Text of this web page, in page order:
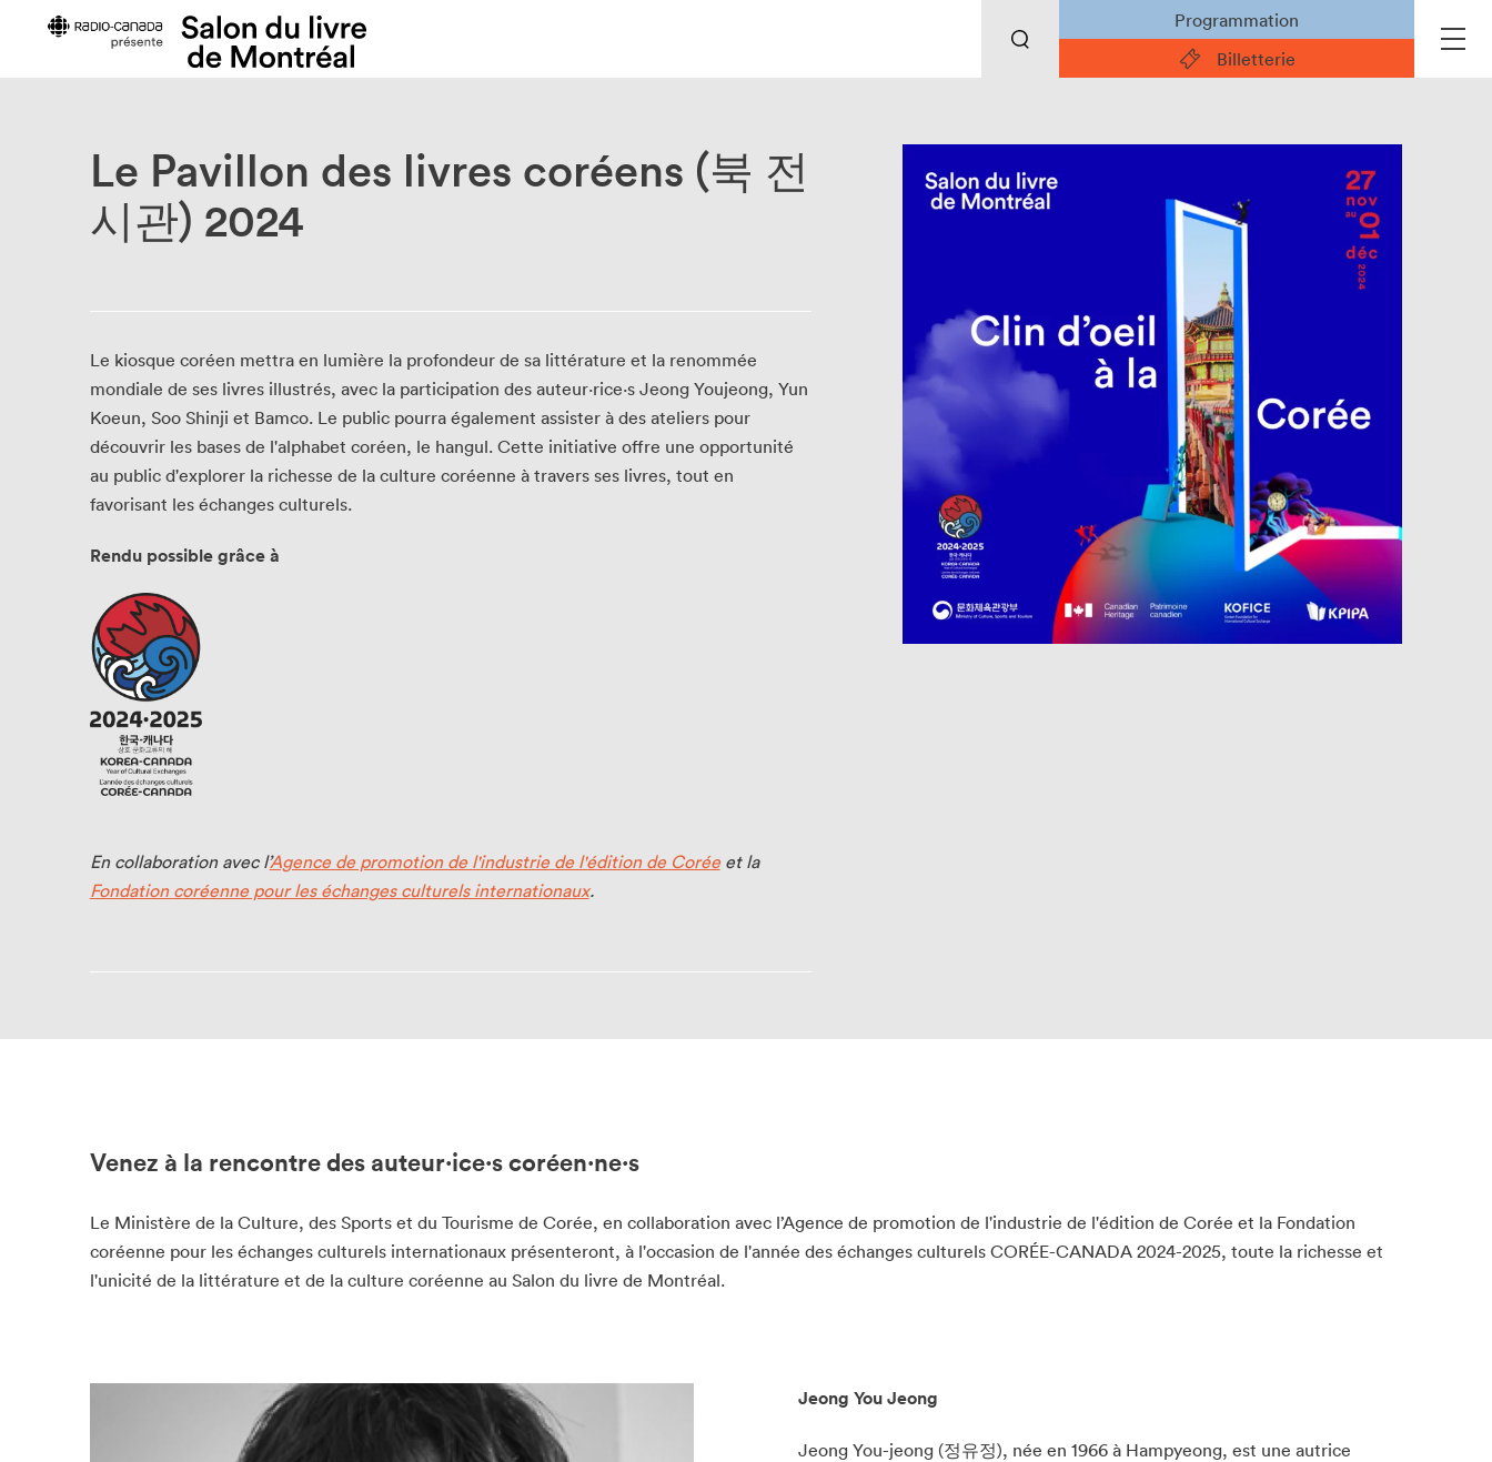
Billetterie
Programmation
À propos du Salon
À propos
Historique
Rapports annuels
Retour en chiffres
Politique de prévention du
harcèlement
Politique équité, diversité, inclusion
Politique d’écoresponsabilité
Les prix du Salon Les projets du Salon
Salon dans ta classe
SLM PRO, volet professionnel
Merci à nos partenaires!
Nos partenaires
Devenir partenaire
Actualités
Devenir partenaire
Espace des bénévoles
Espace des enseignant·e·s
Espace des exposant·e·s
Espace des professionnel·le·s
Archives du site Web
Projets partenaires 2024
Projets partenaires 2025
Le Pavillon des livres coréens (북 전
시관) 2024
Le kiosque coréen mettra en lumière la profondeur de sa littérature et la renommée
mondiale de ses livres illustrés, avec la participation des auteur·rice·s Jeong Youjeong, Yun
Koeun, Soo Shinji et Bamco. Le public pourra également assister à des ateliers pour
découvrir les bases de l'alphabet coréen, le hangul. Cette initiative offre une opportunité
au public d'explorer la richesse de la culture coréenne à travers ses livres, tout en
favorisant les échanges culturels.
Rendu possible grâce à
En collaboration avec l’Agence de promotion de l'industrie de l'édition de Coréeet la
Fondation coréenne pour les échanges culturels internationaux.
Venez à la rencontre des auteur·ice·s coréen·ne·s
Le Ministère de la Culture, des Sports et du Tourisme de Corée, en collaboration avec l’Agence de promotion de l'industrie de l'édition de Corée et la Fondation
coréenne pour les échanges culturels internationaux présenteront, à l'occasion de l'année des échanges culturels CORÉE-CANADA 2024-2025, toute la richesse et
l'unicité de la littérature et de la culture coréenne au Salon du livre de Montréal.
Jeong You Jeong
Jeong You-jeong (정유정), née en 1966 à Hampyeong, est une autrice